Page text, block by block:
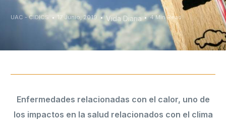
UAC - CIDICS 17 Junio, 2019 Vida Diaria 4 Min Read
Enfermedades relacionadas con el calor, uno de
los impactos en la salud relacionados con el clima